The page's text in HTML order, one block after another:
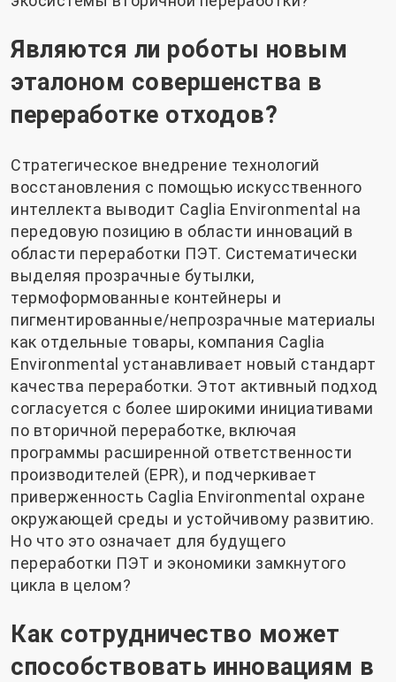
Являются ли роботы новым
эталоном совершенства в
переработке отходов?
Стратегическое внедрение технологий
восстановления с помощью искусственного
интеллекта выводит Caglia Environmental на
передовую позицию в области инноваций в
области переработки ПЭТ. Систематически
выделяя прозрачные бутылки,
термоформованные контейнеры и
пигментированные/непрозрачные материалы
как отдельные товары, компания Caglia
Environmental устанавливает новый стандарт
качества переработки. Этот активный подход
согласуется с более широкими инициативами
по вторичной переработке, включая
программы расширенной ответственности
производителей (EPR), и подчеркивает
приверженность Caglia Environmental охране
окружающей среды и устойчивому развитию.
Но что это означает для будущего
переработки ПЭТ и экономики замкнутого
цикла в целом?
Как сотрудничество может
способствовать инновациям в